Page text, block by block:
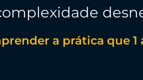
a prática que